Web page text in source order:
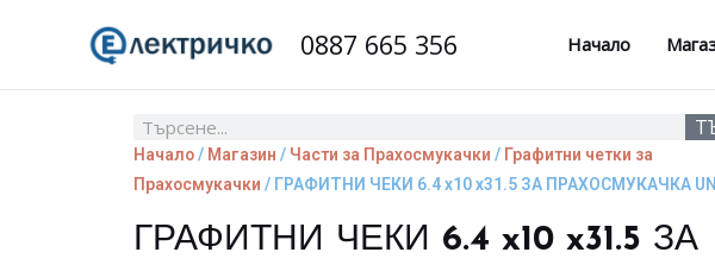
0887 665 356 Начало
Search
Начало/ Магазин / Части за Прахосмукачки / Графитни четки за
Прахосмукачки / ГРАФИТНИ ЧЕКИ 6.4 x10 x31.5 ЗА ПРАХОСМУКАЧКА
ГРАФИТНИ ЧЕКИ 6.4 x10 x31.5 ЗА